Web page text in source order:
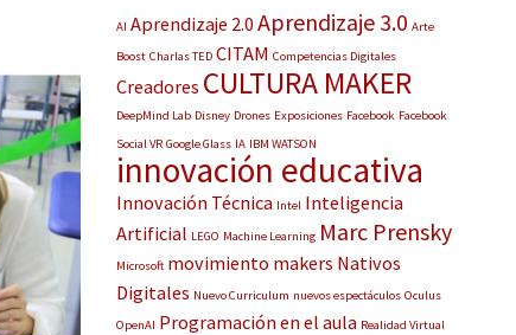
AI Aprendizaje 2.0 Aprendizaje 3.0 Arte
Boost Charlas TED CITAM Competencias Digitales
Creadores CULTURA MAKER
DeepMind Lab Disney Drones Exposiciones Facebook Facebook
Social VR Google Glass IA IBM WATSON
innovación educativa
Innovación Técnica Intel Inteligencia
Artificial LEGO Machine Learning Marc Prensky
Microsoft movimiento makers Nativos
Digitales Nuevo Curriculum nuevos espectáculos Oculus
OpenAI Programación en el aula Realidad Virtual